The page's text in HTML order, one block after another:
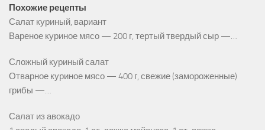
Похожие рецепты
Салат куриный, вариант
Вареное куриное мясо — 200 г, тертый твердый сыр —…
Сложный куриный салат
Отварное куриное мясо — 400 г, свежие (замороженные)
грибы —…
Салат из авокадо